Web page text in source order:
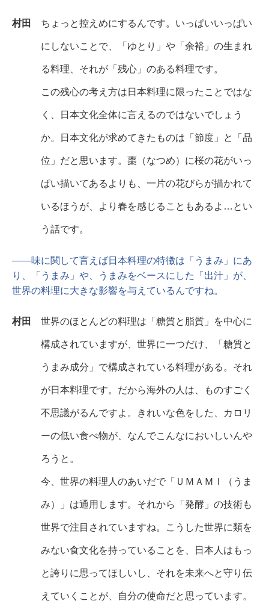
村田 ちょっと控えめにするんです。いっぱいいっぱい
にしないことで、「ゆとり」や「余裕」の生まれ
る料理、それが「残心」のある料理です。
この残心の考え方は日本料理に限ったことではな
く、日本文化全体に言えるのではないでしょう
か。日本文化が求めてきたものは「節度」と「品
位」だと思います。棗（なつめ）に桜の花がいっ
ぱい描いてあるよりも、一片の花びらが描かれて
いるほうが、より春を感じることもあるよ…とい
う話です。
――味に関して言えば日本料理の特徴は「うまみ」にあ
り、「うまみ」や、うまみをベースにした「出汁」が、
世界の料理に大きな影響を与えているんですね。
村田 世界のほとんどの料理は「糖質と脂質」を中心に
構成されていますが、世界に一つだけ、「糖質と
うまみ成分」で構成されている料理がある。それ
が日本料理です。だから海外の人は、ものすごく
不思議がるんですよ。きれいな色をした、カロリ
ーの低い食べ物が、なんでこんなにおいしいんや
ろうと。
今、世界の料理人のあいだで「ＵＭＡＭＩ（うま
み）」は通用します。それから「発酵」の技術も
世界で注目されていますね。こうした世界に類を
みない食文化を持っていることを、日本人はもっ
と誇りに思ってほしいし、それを未来へと守り伝
えていくことが、自分の使命だと思っています。